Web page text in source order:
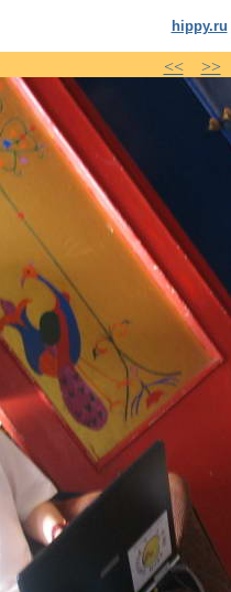
hippy.ru
<< >>